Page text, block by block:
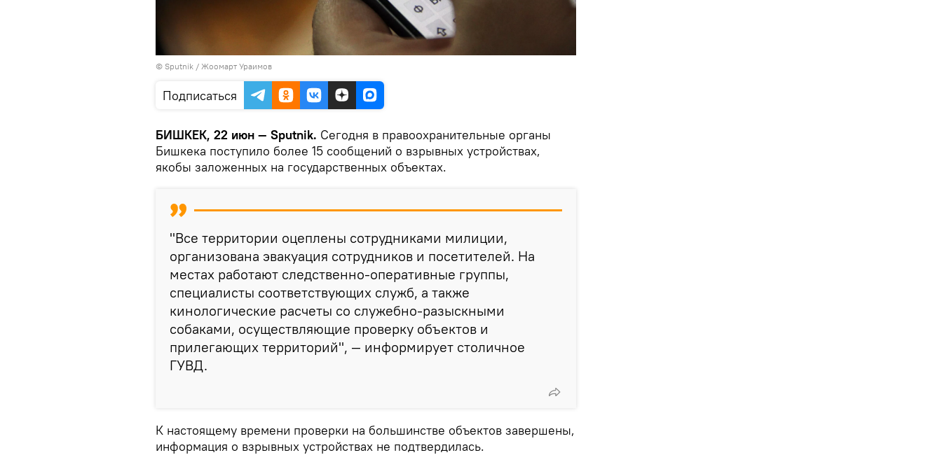
© Sputnik / Жоомарт Ураимов
Подписаться
БИШКЕК, 22 июн — Sputnik. Сегодня в правоохранительные органы
Бишкека поступило более 15 сообщений о взрывных устройствах,
якобы заложенных на государственных объектах.
"Все территории оцеплены сотрудниками милиции,
организована эвакуация сотрудников и посетителей. На
местах работают следственно-оперативные группы,
специалисты соответствующих служб, а также
кинологические расчеты со служебно-разыскными
собаками, осуществляющие проверку объектов и
прилегающих территорий", — информирует столичное
ГУВД.
К настоящему времени проверки на большинстве объектов завершены,
информация о взрывных устройствах не подтвердилась.